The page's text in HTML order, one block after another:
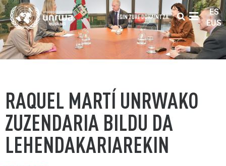
EGIN ZURE DOHAINTZA
ES
EUS
RAQUEL MARTÍ UNRWAKO
ZUZENDARIA BILDU DA
LEHENDAKARIAREKIN